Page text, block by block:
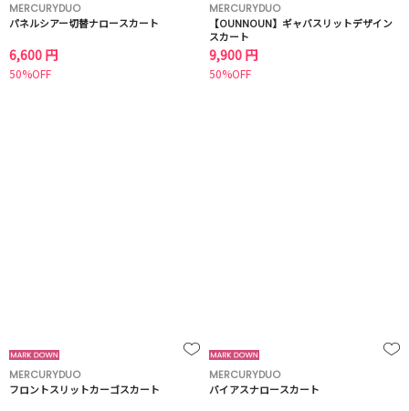
MERCURYDUO
パネルシアー切替ナロースカート
6,600 円
50%OFF
MERCURYDUO
【OUNNOUN】ギャバスリットデザイン
スカート
9,900 円
50%OFF
MERCURYDUO
フロントスリットカーゴスカート
MERCURYDUO
バイアスナロースカート